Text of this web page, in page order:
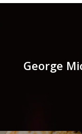
George